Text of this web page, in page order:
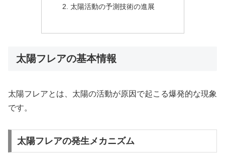
太陽活動の予測技術の進展
太陽フレアの基本情報
太陽フレアとは、太陽の活動が原因で起こる爆発的な現象
です。
太陽フレアの発生メカニズム